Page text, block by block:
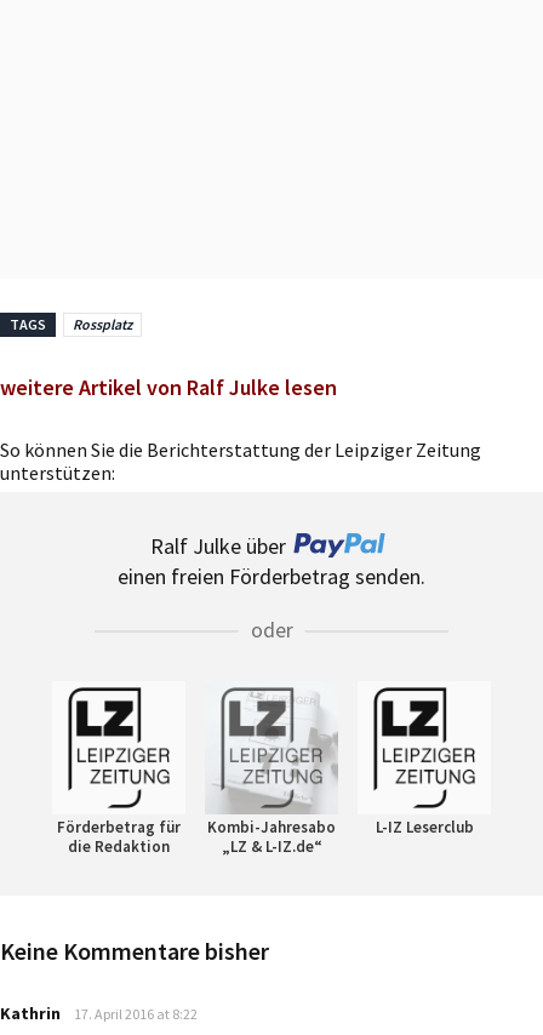
TAGS Rossplatz
weitere Artikel von Ralf Julke lesen
So können Sie die Berichterstattung der Leipziger Zeitung
unterstützen:
Ralf Julke über
einen freien Förderbetrag senden.
oder
Förderbetrag für
die Redaktion
Kombi-Jahresabo
„LZ & L-IZ.de“
L-IZ Leserclub
Keine Kommentare bisher
Kathrin says:
17. April 2016 at 8:22